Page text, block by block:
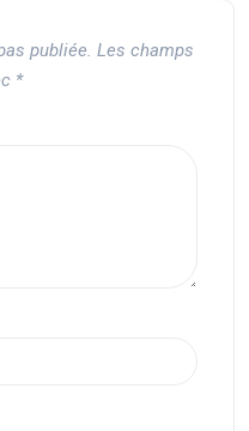
publiée. Les champs
*